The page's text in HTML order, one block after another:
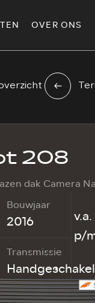
OVER ONS
208
dak Camera
Bouwjaar
2016
Transmissie
p/